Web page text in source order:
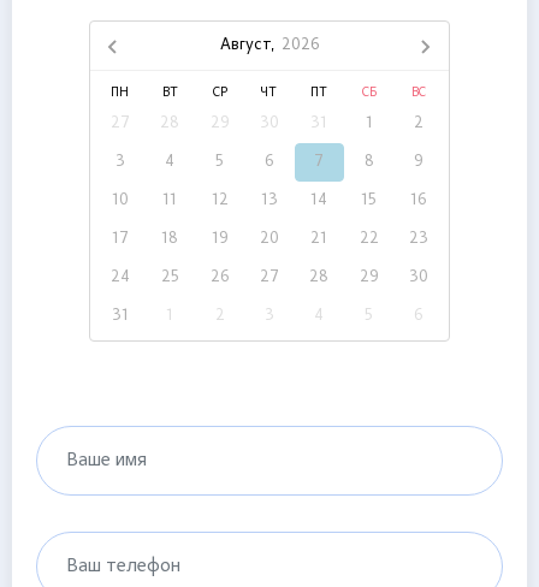
Август, 2026
ПН ВТ СР ЧТ СБ ВС
27 28 29 30 31 1 2
3 4 5 6 7 8 9
10 11 12 13 14 15 16
17 18 19 20 21 22 23
24 25 26 27 28 29 30
31 1 2 3 4 5 6
Ваше имя
Ваш телефон